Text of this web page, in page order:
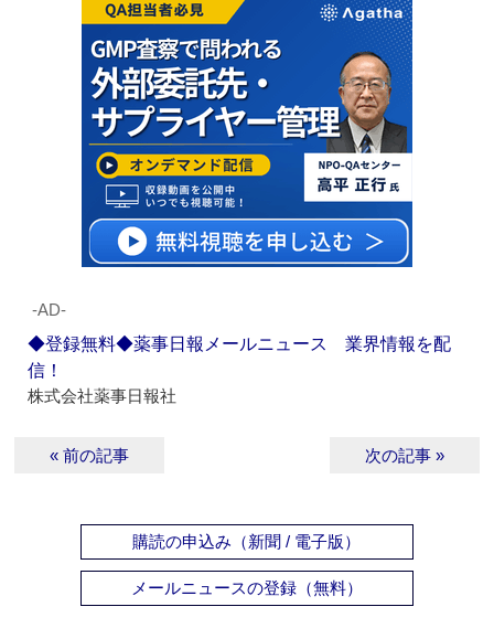
‐AD‐
◆登録無料◆薬事日報メールニュース 業界情報を配
信！
株式会社薬事日報社
« 前の記事 次の記事 »
購読の申込み（新聞 / 電子版）
メールニュースの登録（無料）